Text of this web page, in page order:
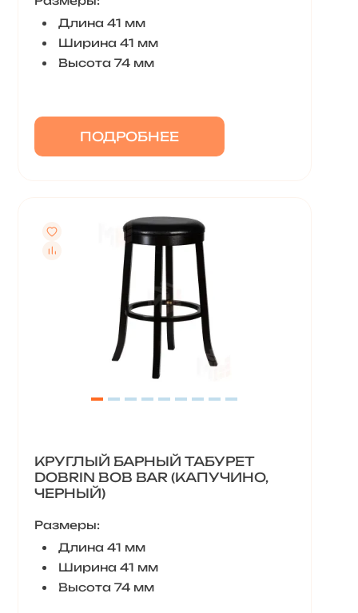
Длина 41 мм
Ширина 41 мм
Высота 74 мм
ПОДРОБНЕЕ
КРУГЛЫЙ БАРНЫЙ ТАБУРЕТ
DOBRIN BOB BAR (КАПУЧИНО,
ЧЕРНЫЙ)
Размеры:
Длина 41 мм
Ширина 41 мм
Высота 74 мм